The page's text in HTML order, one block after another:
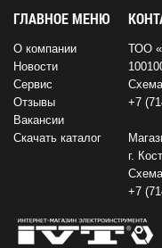
ГЛАВНОЕ МЕНЮ
О компании
Новости
Сервис
Отзывы
Вакансии
Скачать каталог
ТОО
+7
г.
+7